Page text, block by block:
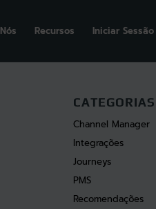
Nós Recursos Iniciar Sessão
CATEGORIAS
Channel Manager
Integrações
Journeys
PMS
Recomendações